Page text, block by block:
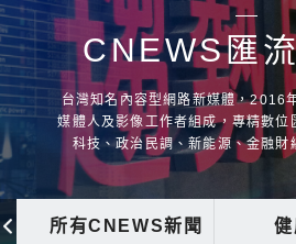
CNEWS匯
台灣知名內容型網路新媒體，2016
媒體人及影像工作者組成，專精數位
科技、政治民調、新能源、金融財
所有CNEWS新聞